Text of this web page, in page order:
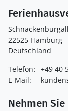
22525 Hamburg
Deutschland
Telefon: +49 40
E-Mail:
Nehmen